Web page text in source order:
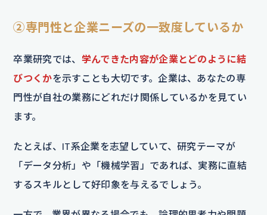
②専門性と企業ニーズの一致度しているか
卒業研究では、 学んできた内容が企業とどのように結
びつくかを示すことも大切です。企業は、あなたの専
門性が自社の業務にどれだけ関係しているかを見てい
ます。
たとえば、IT系企業を志望していて、研究テーマが
「データ分析」や「機械学習」であれば、実務に直結
するスキルとして好印象を与えるでしょう。